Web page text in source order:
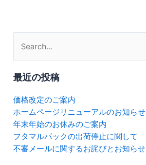
索
対
象:
最近の投稿
価格改定のご案内
ホームページリニューアルのお知らせ
年末年始のお休みのご案内
フタマルパックの出荷停止に関して
不審メールに関するお詫びとお知らせ